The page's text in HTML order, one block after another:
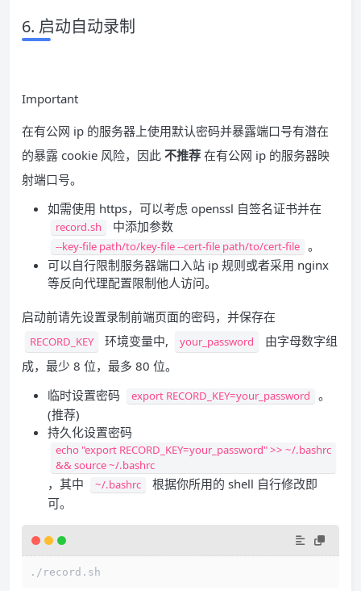
6. 启动自动录制
Important
在有公网 ip 的服务器上使用默认密码并暴露端口号有潜在
的暴露 cookie 风险，因此 不推荐 在有公网 ip 的服务器映
射端口号。
如需使用 https，可以考虑 openssl 自签名证书并在
record.sh 中添加参数
--key-file path/to/key-file --cert-file path/to/cert-file 。
可以自行限制服务器端口入站 ip 规则或者采用 nginx
等反向代理配置限制他人访问。
启动前请先设置录制前端页面的密码，并保存在
RECORD_KEY 环境变量中, your_password
由字母数字组
成，最少 8 位，最多 80 位。
临时设置密码
export RECORD_KEY=your_password
。
(推荐)
持久化设置密码
echo "export RECORD_KEY=your_password" >> ~/.bashrc
&& source ~/.bashrc
，其中 ~/.bashrc
根据你所用的 shell 自行修改即
可。
./record.sh